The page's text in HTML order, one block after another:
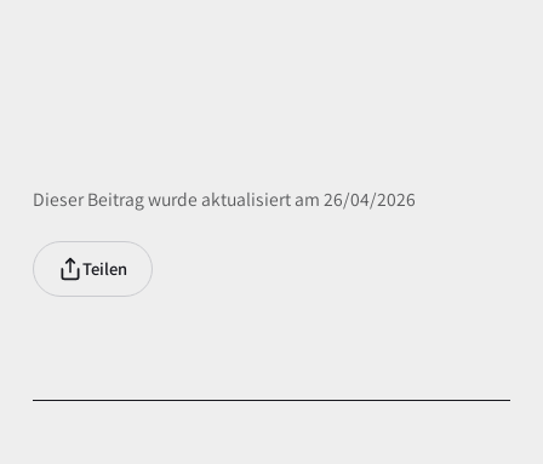
Dieser Beitrag wurde aktualisiert am 26/04/2026
Teilen